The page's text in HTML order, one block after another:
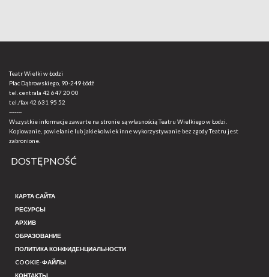
Teatr Wielki w Łodzi
Plac Dąbrowskiego, 90-249 Łódź
tel. centrala 42 647 20 00
tel./fax42 631 95 52
-------
Wszystkie informacje zawarte na stronie są własnością Teatru Wielkiego w Łodzi.
Kopiowanie, powielanie lub jakiekolwiek inne wykorzystywanie bez zgody Teatru jest
zabronione.
DOSTĘPNOŚĆ
КАРТА САЙТА
РЕСУРСЫ
АРХИВ
ОБРАЗОВАНИЕ
ПОЛИТИКА КОНФИДЕНЦИАЛЬНОСТИ
COOKIE-ФАЙЛЫ
КОНТАКТЫ